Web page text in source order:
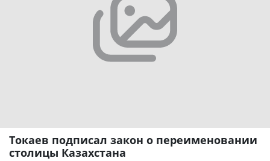
Токаев подписал закон о переименовании
столицы Казахстана